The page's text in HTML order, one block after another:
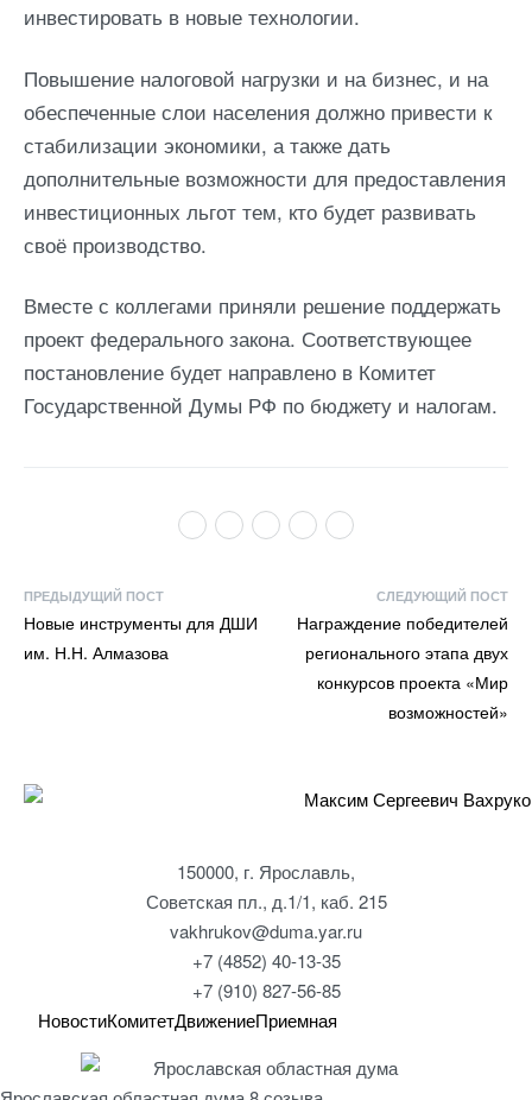
инвестировать в новые технологии.
Повышение налоговой нагрузки и на бизнес, и на
обеспеченные слои населения должно привести к
стабилизации экономики, а также дать
дополнительные возможности для предоставления
инвестиционных льгот тем, кто будет развивать
своё производство.
Вместе с коллегами приняли решение поддержать
проект федерального закона. Соответствующее
постановление будет направлено в Комитет
Государственной Думы РФ по бюджету и налогам.
ПРЕДЫДУЩИЙ ПОСТ
Новые инструменты для ДШИ
им. Н.Н. Алмазова
СЛЕДУЮЩИЙ ПОСТ
Награждение победителей
регионального этапа двух
конкурсов проекта «Мир
возможностей»
150000, г. Ярославль,
Советская пл., д.1/1, каб. 215
vakhrukov@duma.yar.ru
+7 (4852) 40-13-35
+7 (910) 827-56-85
НовостиКомитетДвижениеПриемная